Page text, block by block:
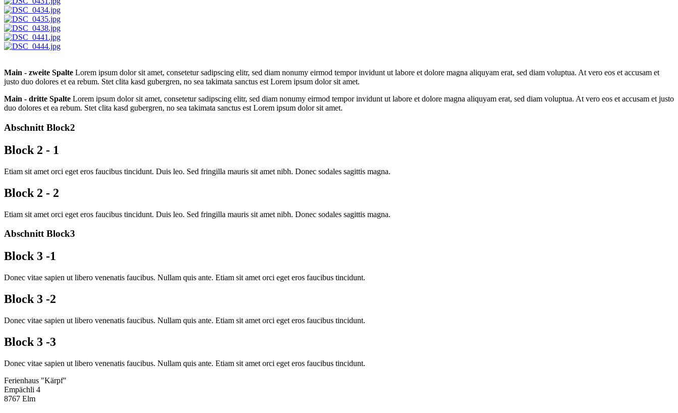
Main - zweite Spalte Lorem ipsum dolor sit amet, consetetur sadipscing elitr, sed diam nonumy eirmod tempor invidunt ut labore et dolore magna aliquyam erat, sed diam voluptua. At vero eos et accusam et
justo duo dolores et ea rebum. Stet clita kasd gubergren, no sea takimata sanctus est Lorem ipsum dolor sit amet.
Main - dritte Spalte Lorem ipsum dolor sit amet, consetetur sadipscing elitr, sed diam nonumy eirmod tempor invidunt ut labore et dolore magna aliquyam erat, sed diam voluptua. At vero eos et accusam et justo
duo dolores et ea rebum. Stet clita kasd gubergren, no sea takimata sanctus est Lorem ipsum dolor sit amet.
Abschnitt Block2
Block 2 - 1
Etiam sit amet orci eget eros faucibus tincidunt. Duis leo. Sed fringilla mauris sit amet nibh. Donec sodales sagittis magna.
Block 2 - 2
Etiam sit amet orci eget eros faucibus tincidunt. Duis leo. Sed fringilla mauris sit amet nibh. Donec sodales sagittis magna.
Abschnitt Block3
Block 3 -1
Donec vitae sapien ut libero venenatis faucibus. Nullam quis ante. Etiam sit amet orci eget eros faucibus tincidunt.
Block 3 -2
Donec vitae sapien ut libero venenatis faucibus. Nullam quis ante. Etiam sit amet orci eget eros faucibus tincidunt.
Block 3 -3
Donec vitae sapien ut libero venenatis faucibus. Nullam quis ante. Etiam sit amet orci eget eros faucibus tincidunt.
Ferienhaus "Kärpf"
Empächli 4
8767 Elm